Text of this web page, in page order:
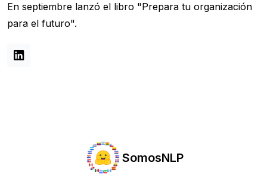
En septiembre lanzó el libro "Prepara tu organización
para el futuro".
SomosNLP